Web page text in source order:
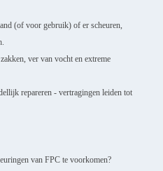
(of voor gebruik) of er scheuren,
ver van vocht en extreme
repareren - vertragingen leiden tot
van FPC te voorkomen?